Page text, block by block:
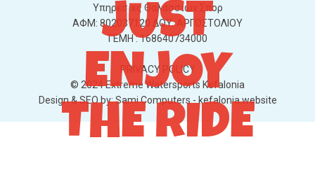
JUST
ENJOY
THE RIDE
Υπηρεσίες Θαλάσσιων Σπορ
ΑΦΜ: 802037120 ΔΟΥ: ΑΡΓΟΣΤΟΛΙΟΥ
ΓΕΜΗ : 168640734000
PRIVACY POLICY
© 2024 Extreme Watersports Kefalonia
Design & SEO by:Sami Computers - kefalonia.website